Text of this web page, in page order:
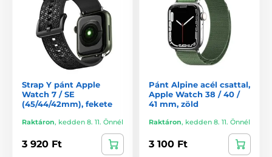
Strap Y pánt Apple
Watch 7 / SE
(45/44/42mm), fekete
Raktáron, kedden 8. 11. Önnél
3 920 Ft
Pánt Alpine acél csattal,
Apple Watch 38 / 40 /
41 mm, zöld
Raktáron, kedden 8. 11. Önnél
3 100 Ft